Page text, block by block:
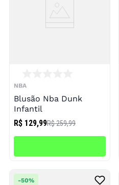
NBA
Blusão Nba Dunk
Infantil
R$ 129,99R$ 259,99
-50%